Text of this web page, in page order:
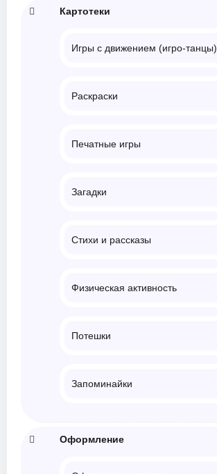
Картотеки
Игры с движением (игро-танцы)
Раскраски
Печатные игры
Загадки
Стихи и рассказы
Физическая активность
Потешки
Запоминайки
Оформление